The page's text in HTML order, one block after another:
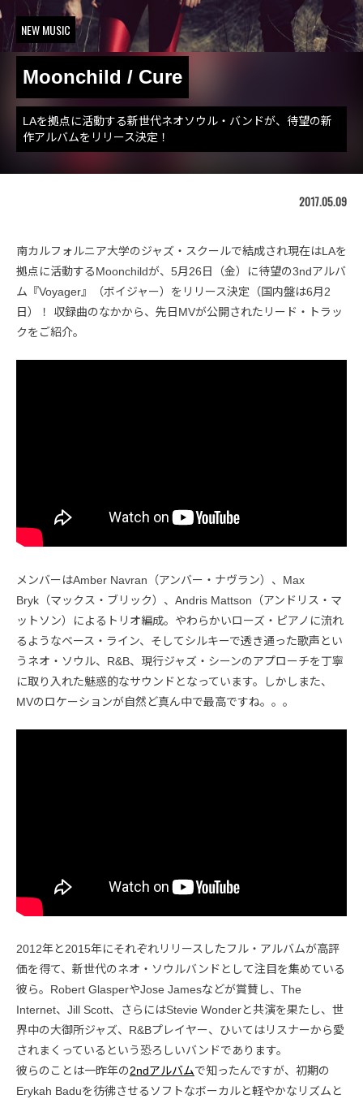
NEW MUSIC
Moonchild / Cure
LAを拠点に活動する新世代ネオソウル・バンドが、待望の新
作アルバムをリリース決定！
2017.05.09
南カルフォルニア大学のジャズ・スクールで結成され現在はLAを
拠点に活動するMoonchildが、5月26日（金）に待望の3ndアルバ
ム『Voyager』（ボイジャー）をリリース決定（国内盤は6月2
日）！ 収録曲のなかから、先日MVが公開されたリード・トラッ
クをご紹介。
メンバーはAmber Navran（アンバー・ナヴラン）、Max
Bryk（マックス・ブリック）、Andris Mattson（アンドリス・マ
ットソン）によるトリオ編成。やわらかいローズ・ピアノに流れ
るようなベース・ライン、そしてシルキーで透き通った歌声とい
うネオ・ソウル、R&B、現行ジャズ・シーンのアプローチを丁寧
に取り入れた魅惑的なサウンドとなっています。しかしまた、
MVのロケーションが自然ど真ん中で最高ですね。。。
2012年と2015年にそれぞれリリースしたフル・アルバムが高評
価を得て、新世代のネオ・ソウルバンドとして注目を集めている
彼ら。Robert GlasperやJose Jamesなどが賞賛し、The
Internet、Jill Scott、さらにはStevie Wonderと共演を果たし、世
界中の大御所ジャズ、R&Bプレイヤー、ひいてはリスナーから愛
されまくっているという恐ろしいバンドであります。
彼らのことは一昨年の2ndアルバムで知ったんですが、初期の
Erykah Baduを彷彿させるソフトなボーカルと軽やかなリズムと